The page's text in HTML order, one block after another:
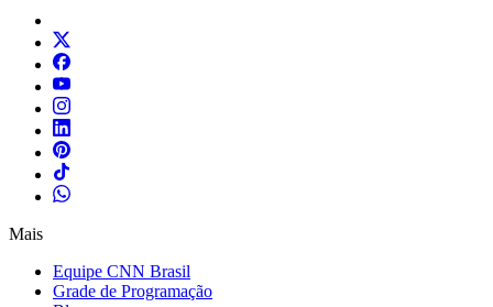
Mais
Equipe CNN Brasil
Grade de Programação